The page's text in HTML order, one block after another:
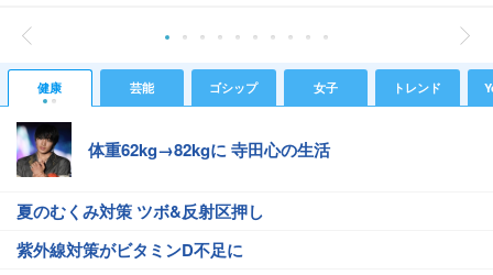
健康 芸能 ゴシップ 女子 トレンド
体重62kg→82kgに 寺田心の生活
夏のむくみ対策 ツボ&反射区押し
紫外線対策がビタミンD不足に